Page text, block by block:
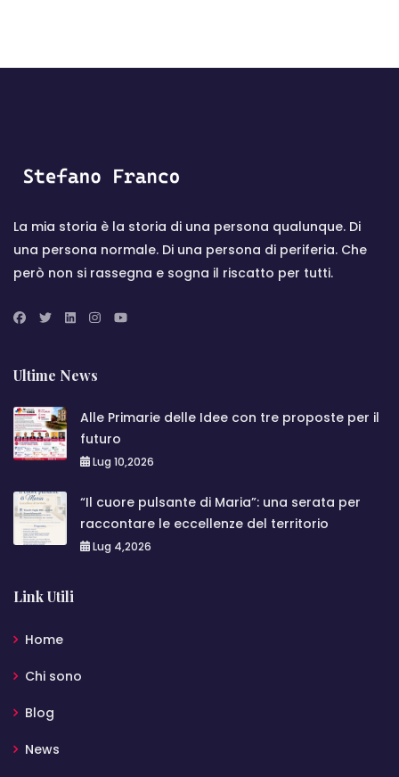
La mia storia è la storia di una persona qualunque. Di
una persona normale. Di una persona di periferia. Che
però non si rassegna e sogna il riscatto per tutti.
Ultime News
Alle Primarie delle Idee con tre proposte per il
futuro
Lug 10,2026
“Il cuore pulsante di Maria”: una serata per
raccontare le eccellenze del territorio
Lug 4,2026
Link Utili
Home
Chi sono
Blog
News